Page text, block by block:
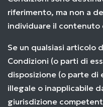
riferimento, ma non a
individuare il contenuto
Se un qualsiasi articolo
Condizioni (o parti di
disposizione (o parte di
illegale o inapplicabile
giurisdizione